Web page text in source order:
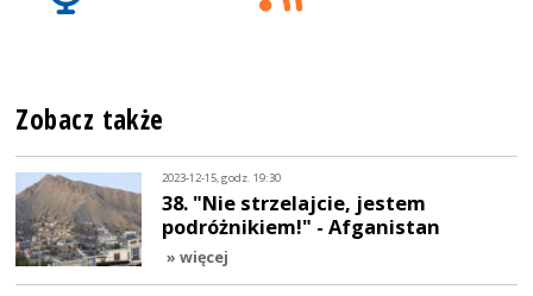
Zobacz także
2023-12-15, godz. 19:30
38. "Nie strzelajcie, jestem
podróżnikiem!" - Afganistan
» więcej